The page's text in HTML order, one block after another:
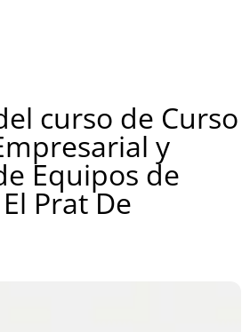
curso de Curso
y
Equipos de
Prat De